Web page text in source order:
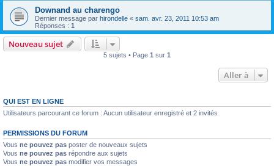
Downand au charengo
Dernier message par hirondelle « sam. avr. 23, 2011 10:53 am
Réponses : 1
Nouveau sujet
5 sujets • Page 1 sur 1
Aller à
QUI EST EN LIGNE
Utilisateurs parcourant ce forum : Aucun utilisateur enregistré et 2 invités
PERMISSIONS DU FORUM
Vous ne pouvez pas poster de nouveaux sujets
Vous ne pouvez pas répondre aux sujets
Vous ne pouvez pas modifier vos messages